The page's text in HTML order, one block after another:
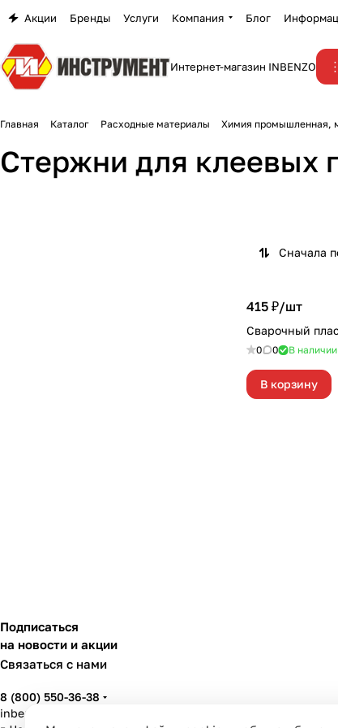
Акции Бренды Услуги Компания Блог
Интернет-магазин INBENZO
Главная Каталог Расходные материалы Химия промышленная,
Стержни для клеевых
Сначала
415 ₽/шт
Сварочный
0 0 В
В корзину
Подписаться
на новости и акции
Связаться с нами
8 (800) 550-36-38
inbenzo35@list.ru